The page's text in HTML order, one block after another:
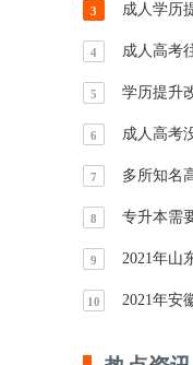
3
4
5
6
7
8
9
10